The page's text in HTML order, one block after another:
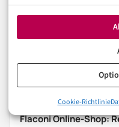
Cookie-Richtlinie
ONLINE-
E-Commerce &
VORHERIGER ARTIKEL
Flaconi Online-Shop: